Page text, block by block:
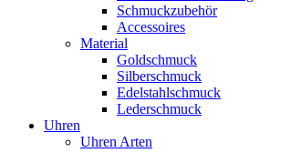
Schmuckzubehör
Accessoires
Material
Goldschmuck
Silberschmuck
Edelstahlschmuck
Lederschmuck
Uhren
Uhren Arten